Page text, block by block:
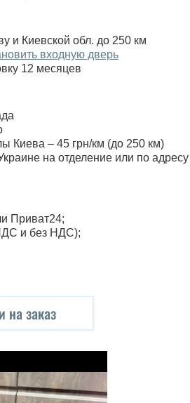
и Киевской обл. до 250 км
входную дверь
12 месяцев
Киева – 45 грн/км (до 250 км)
на отделение или по адресу
Приват24;
и без НДС);
на заказ